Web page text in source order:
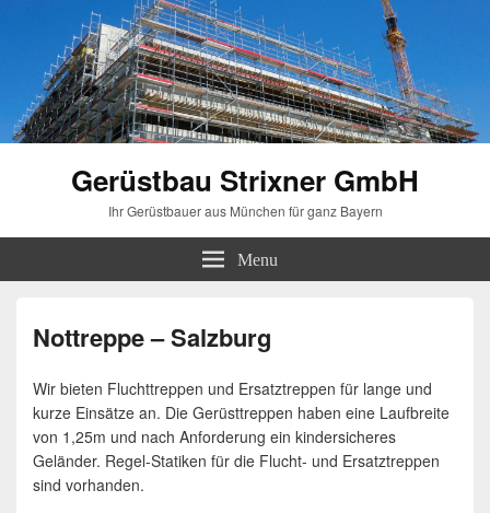
Gerüstbau Strixner GmbH
Ihr Gerüstbauer aus München für ganz Bayern
Menu
Nottreppe – Salzburg
Wir bieten Fluchttreppen und Ersatztreppen für lange und
kurze Einsätze an. Die Gerüsttreppen haben eine Laufbreite
von 1,25m und nach Anforderung ein kindersicheres
Geländer. Regel-Statiken für die Flucht- und Ersatztreppen
sind vorhanden.